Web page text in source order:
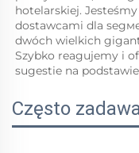
hotelarskiej.
dostawcami dla
dwóch wielkich
Szybko reagujemy i
sugestie na
Często